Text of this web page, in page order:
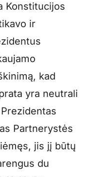
Konstitucijos
ir
kad
yra neutrali
Partnerystės
jis jį būtų
du